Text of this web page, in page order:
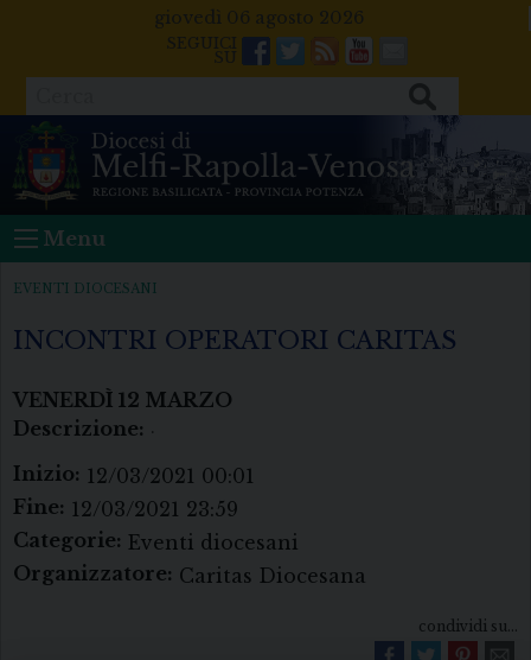
giovedì 06 agosto 2026
Facebook
Twitter
FeedsYoutube
Mail
Menu
EVENTI DIOCESANI
INCONTRI OPERATORI CARITAS
VENERDÌ 12 MARZO
Descrizione: .
Inizio: 12/03/2021 00:01
Fine: 12/03/2021 23:59
Categorie: Eventi diocesani
Organizzatore: Caritas Diocesana
condividi su...